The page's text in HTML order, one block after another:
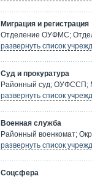
Миграция и регистрация
Отделение ОУФМС;
развернуть список
Суд и прокуратура
Районный суд; ОУФССП;
развернуть список
Военная служба
Районный военкомат;
развернуть список
Соцсфера